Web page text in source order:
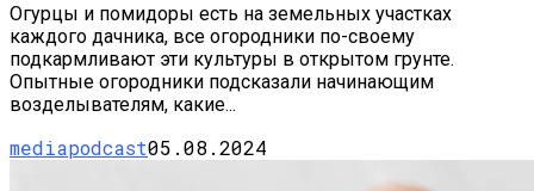
Огурцы и помидоры есть на земельных участках
каждого дачника, все огородники по-своему
подкармливают эти культуры в открытом грунте.
Опытные огородники подсказали начинающим
возделывателям, какие...
mediapodcast05.08.2024